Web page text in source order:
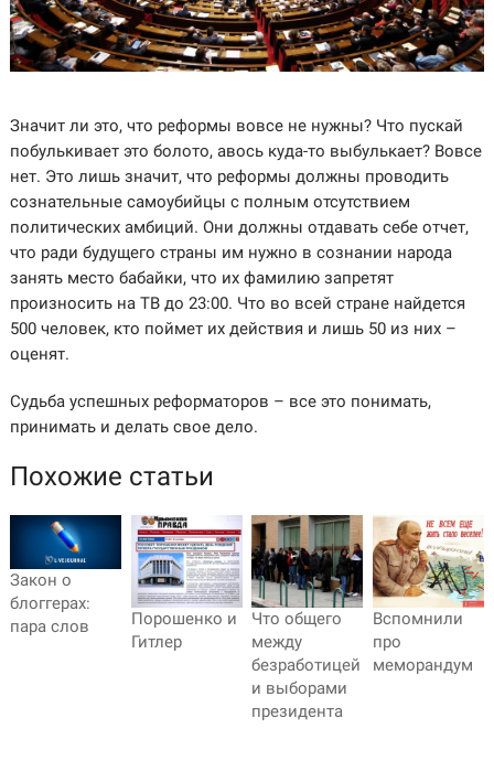
Значит ли это, что реформы вовсе не нужны? Что пускай
побулькивает это болото, авось куда-то выбулькает? Вовсе
нет. Это лишь значит, что реформы должны проводить
сознательные самоубийцы с полным отсутствием
политических амбиций. Они должны отдавать себе отчет,
что ради будущего страны им нужно в сознании народа
занять место бабайки, что их фамилию запретят
произносить на ТВ до 23:00. Что во всей стране найдется
500 человек, кто поймет их действия и лишь 50 из них –
оценят.
Судьба успешных реформаторов – все это понимать,
принимать и делать свое дело.
Похожие статьи
Закон о
блоггерах:
пара слов
Порошенко и
Гитлер
Что общего
между
безработицей
и выборами
президента
Вспомнили
про
меморандум